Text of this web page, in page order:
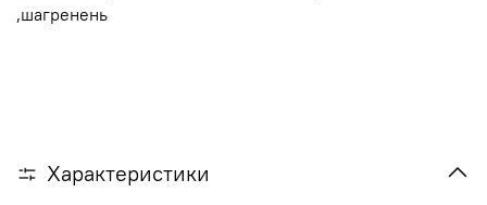
,шагренень
Характеристики